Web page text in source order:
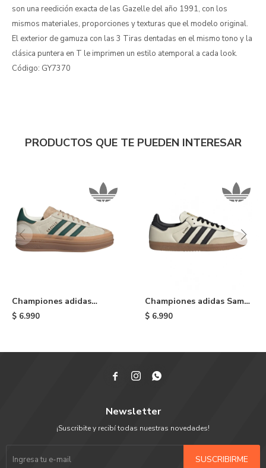
son una reedición exacta de las Gazelle del año 1991, con los
mismos materiales, proporciones y texturas que el modelo original.
El exterior de gamuza con las 3 Tiras dentadas en el mismo tono y la
clásica puntera en T le imprimen un estilo atemporal a cada look.
Código: GY7370
PRODUCTOS QUE TE PUEDEN INTERESAR
Championes adidas
Gazelle Bold - Cream
$ 6.990
Championes adidas Samba
OG - White
$ 6.990
  
Newsletter
¡Suscribite y recibí todas nuestras novedades!
SUSCRIBIRME